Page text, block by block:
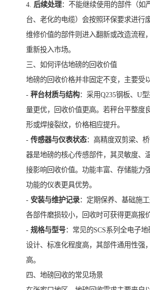
4. 后续处理：不能继续使用的部件（如
台、老化的电缆）会按照环保要求进行
维修价值的部件则进入翻新或改造流程
重新投入市场。
三、如何评估地磅的回收价值
地磅的回收价格并非固定不变，主要受
- 秤台材质与结构：采用Q235钢板、U
量更优，回收价值更高。若秤台平整度
形或焊接裂纹，价格相应提升。
- 传感器与仪表状态：高精度双剪梁、
器是地磅的核心传感部件，其灵敏度、
接影响回收价值。功能丰富、存储能力
功能的仪表更具优势。
- 安装与维护记录：定期保养、基础施工
各部件磨损较小，回收时可获得更高报价
- 规格与型号：常见的SCS系列全电子
设计、标准化程度高，其部件通用性强
高。
四、地磅回收的常见场景